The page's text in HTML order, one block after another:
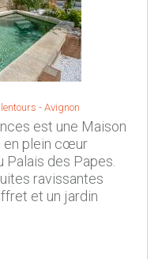
- Avignon
est une Maison
en plein cœur
Palais des Papes.
ravissantes
et un jardin